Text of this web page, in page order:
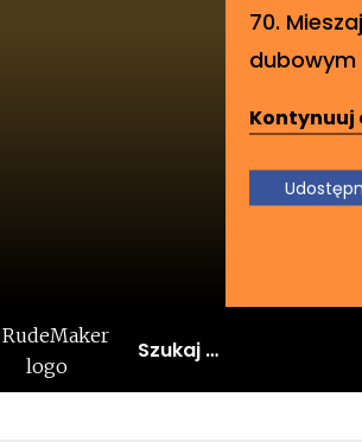
70.
dubowym
Kontynuuj